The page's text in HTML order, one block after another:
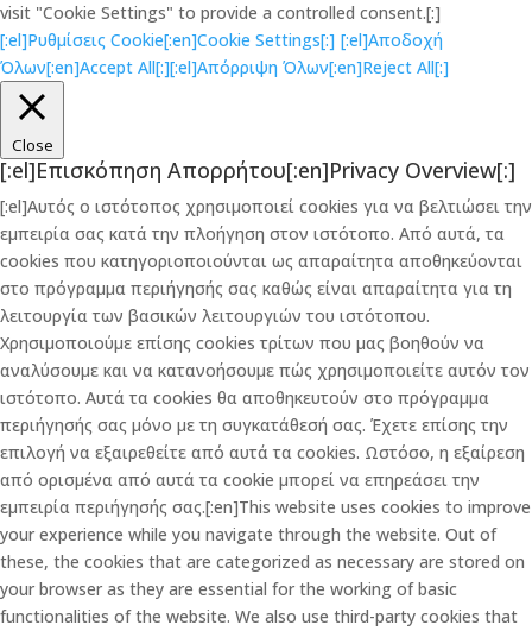
visit "Cookie Settings" to provide a controlled consent.[:]
[:el]Ρυθμίσεις Cookie[:en]Cookie Settings[:] [:el]Αποδοχή
Όλων[:en]Accept All[:][:el]Απόρριψη Όλων[:en]Reject All[:]
Close
[:el]Επισκόπηση Απορρήτου[:en]Privacy Overview[:]
[:el]Αυτός ο ιστότοπος χρησιμοποιεί cookies για να βελτιώσει την
εμπειρία σας κατά την πλοήγηση στον ιστότοπο. Από αυτά, τα
cookies που κατηγοριοποιούνται ως απαραίτητα αποθηκεύονται
στο πρόγραμμα περιήγησής σας καθώς είναι απαραίτητα για τη
λειτουργία των βασικών λειτουργιών του ιστότοπου.
Χρησιμοποιούμε επίσης cookies τρίτων που μας βοηθούν να
αναλύσουμε και να κατανοήσουμε πώς χρησιμοποιείτε αυτόν τον
ιστότοπο. Αυτά τα cookies θα αποθηκευτούν στο πρόγραμμα
περιήγησής σας μόνο με τη συγκατάθεσή σας. Έχετε επίσης την
επιλογή να εξαιρεθείτε από αυτά τα cookies. Ωστόσο, η εξαίρεση
από ορισμένα από αυτά τα cookie μπορεί να επηρεάσει την
εμπειρία περιήγησής σας.[:en]This website uses cookies to improve
your experience while you navigate through the website. Out of
these, the cookies that are categorized as necessary are stored on
your browser as they are essential for the working of basic
functionalities of the website. We also use third-party cookies that